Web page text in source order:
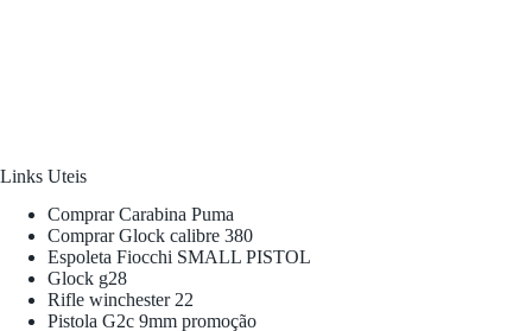
Links Uteis
Comprar Carabina Puma
Comprar Glock calibre 380
Espoleta Fiocchi SMALL PISTOL
Glock g28
Rifle winchester 22
Pistola G2c 9mm promoção